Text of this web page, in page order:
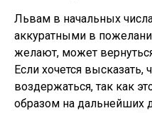
Львам в начальных
аккуратными в
желают, может
Если хочется высказать,
воздержаться, так как
образом на дальнейших